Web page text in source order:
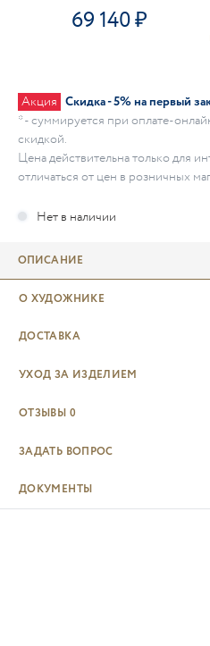
69 140
Акция Скидка - 5% на первый
* - суммируется при оплате-
скидкой.
Цена действительна только для
отличаться от цен в розничных
ОПИСАНИЕ
О ХУДОЖНИКЕ
ДОСТАВКА
УХОД ЗА ИЗДЕЛИЕМ
ОТЗЫВЫ 0
ЗАДАТЬ ВОПРОС
ДОКУМЕНТЫ